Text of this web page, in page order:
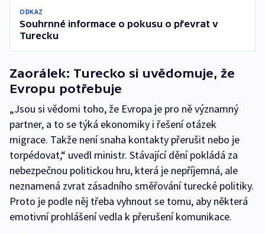
ODKAZ
Souhrnné informace o pokusu o převrat v
Turecku
Zaorálek: Turecko si uvědomuje, že
Evropu potřebuje
„Jsou si vědomi toho, že Evropa je pro ně významný
partner, a to se týká ekonomiky i řešení otázek
migrace. Takže není snaha kontakty přerušit nebo je
torpédovat,“ uvedl ministr. Stávající dění pokládá za
nebezpečnou politickou hru, která je nepříjemná, ale
neznamená zvrat zásadního směřování turecké politiky.
Proto je podle něj třeba vyhnout se tomu, aby některá
emotivní prohlášení vedla k přerušení komunikace.